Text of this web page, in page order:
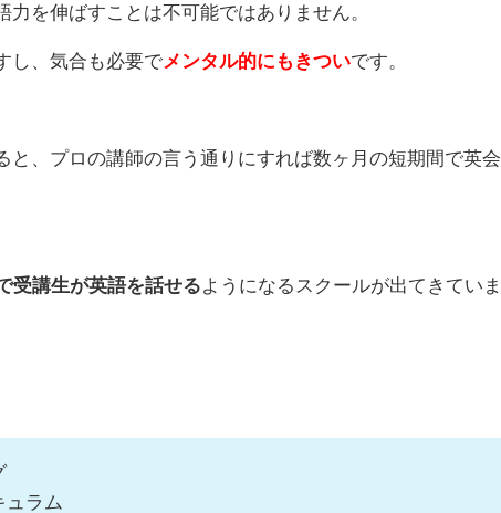
を伸ばすことは不可能ではありません。
し、気合も必要で メンタル的にもきついです。
と、プロの講師の言う通りにすれば数ヶ月の短期間で英会
受講生が英語を話せる ようになるスクールが出てきていま
ュラム